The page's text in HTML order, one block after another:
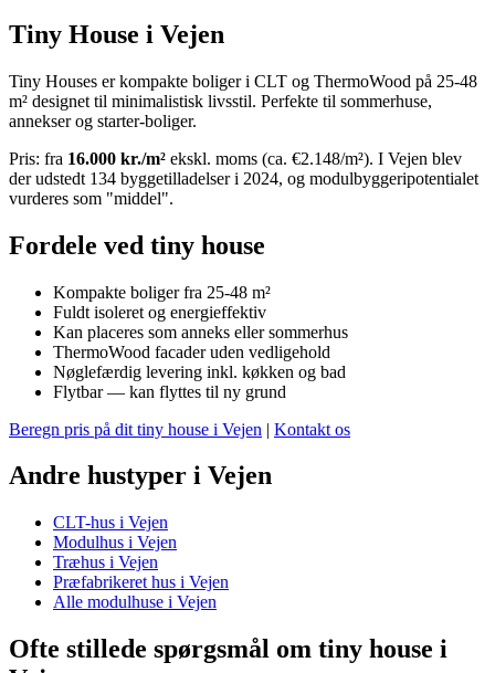
Tiny House i Vejen
Tiny Houses er kompakte boliger i CLT og ThermoWood på 25-48
m² designet til minimalistisk livsstil. Perfekte til sommerhuse,
annekser og starter-boliger.
Pris: fra 16.000 kr./m² ekskl. moms (ca. €2.148/m²). I Vejen blev
der udstedt 134 byggetilladelser i 2024, og modulbyggeripotentialet
vurderes som "middel".
Fordele ved tiny house
Kompakte boliger fra 25-48 m²
Fuldt isoleret og energieffektiv
Kan placeres som anneks eller sommerhus
ThermoWood facader uden vedligehold
Nøglefærdig levering inkl. køkken og bad
Flytbar — kan flyttes til ny grund
Beregn pris på dit tiny house i Vejen | Kontakt os
Andre hustyper i Vejen
CLT-hus i Vejen
Modulhus i Vejen
Træhus i Vejen
Præfabrikeret hus i Vejen
Alle modulhuse i Vejen
Ofte stillede spørgsmål om tiny house i